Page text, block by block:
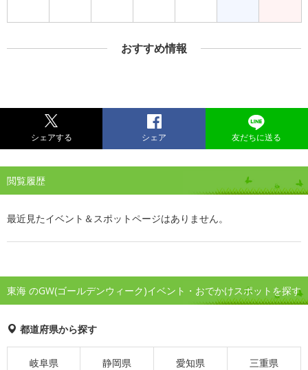
おすすめ情報
シェアする シェア 友だちに送る
閲覧履歴
最近見たイベント＆スポットページはありません。
東海 のGW(ゴールデンウィーク)イベント・おでかけスポットを探す
都道府県から探す
岐阜県 静岡県 愛知県 三重県